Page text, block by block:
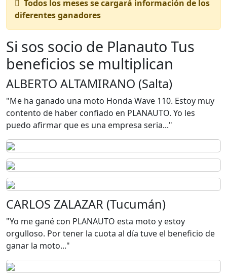
Todos los meses se cargará información de los
diferentes ganadores
Si sos socio de Planauto Tus
beneficios se multiplican
ALBERTO ALTAMIRANO (Salta)
"Me ha ganado una moto Honda Wave 110. Estoy muy
contento de haber confiado en PLANAUTO. Yo les
puedo afirmar que es una empresa seria..."
CARLOS ZALAZAR (Tucumán)
"Yo me gané con PLANAUTO esta moto y estoy
orgulloso. Por tener la cuota al día tuve el beneficio de
ganar la moto..."